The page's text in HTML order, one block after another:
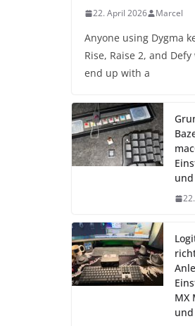
22. April 2026 Marcel
Anyone using Dygma
Rise, Raise 2, and
end up with a
MX
und